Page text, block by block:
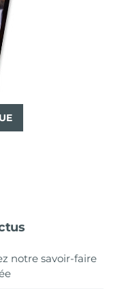
notre savoir-faire